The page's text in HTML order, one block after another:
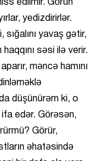
edilmir. Görün
yedizdirirlər.
sığalını yavaş gətir,
səsi ilə verir.
məncə hamını
düşünürəm ki, o
ifa edər. Görəsən,
Görür,
əhatəsində